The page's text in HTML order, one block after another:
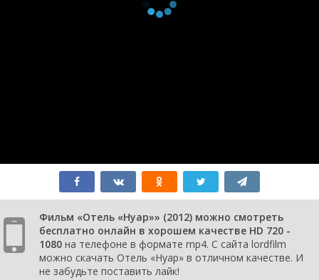
Фильм «Отель «Нуар»» (2012) можно смотреть
бесплатно онлайн в хорошем качестве HD 720 -
1080 на телефоне в формате mp4. С сайта lordfilm
можно скачать Отель «Нуар» в отличном качестве. И
не забудьте поставить лайк!